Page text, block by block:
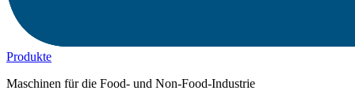
Produkte
Maschinen für die Food- und Non-Food-Industrie